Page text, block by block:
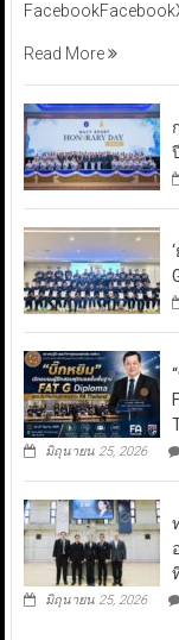
Read More
มิถุนายน 25, 2026
มิถุนายน 25, 2026